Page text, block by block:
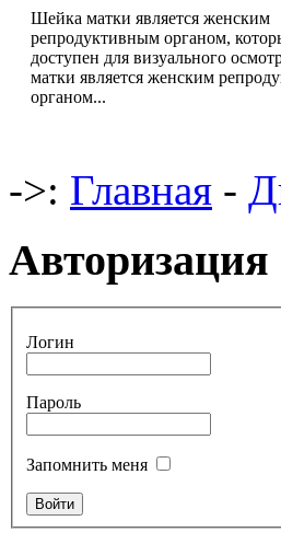
Шейка матки является женским
репродуктивным органом,
доступен для визуального
матки является женским
органом...
->: Главная -
Авторизация
Логин
Пароль
Запомнить меня